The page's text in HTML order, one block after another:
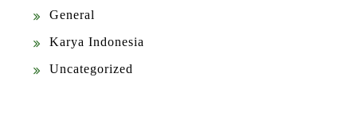
General
Karya Indonesia
Uncategorized